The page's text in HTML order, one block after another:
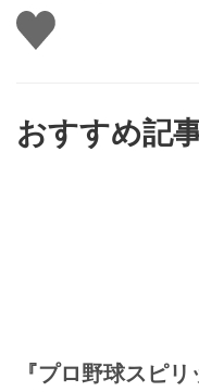
い
い
おすすめ記
『プロ野球スピ